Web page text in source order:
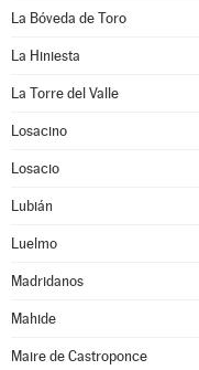
La Bóveda de Toro
La Hiniesta
La Torre del Valle
Losacino
Losacio
Lubián
Luelmo
Madridanos
Mahide
Maire de Castroponce